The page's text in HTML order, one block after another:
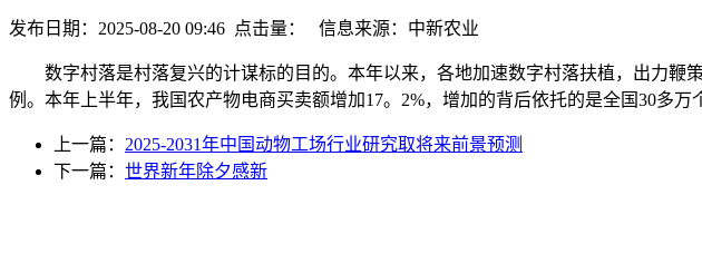
发布日期：2025-08-20 09:46 点击量： 信息来源：中新农业
数字村落是村落复兴的计谋标的目的。本年以来，各地加速数字村落扶植，出力鞭
例。本年上半年，我国农产物电商买卖额增加17。2%，增加的背后依托的是全国30多
上一篇： 2025-2031年中国动物工场行业研究取将来前景预测
下一篇： 世界新年除夕感新